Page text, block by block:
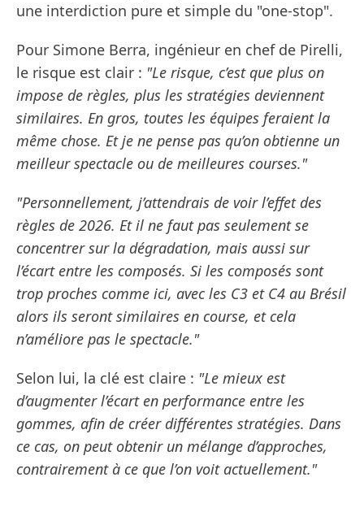
une interdiction pure et simple du "one-stop".
Pour Simone Berra, ingénieur en chef de Pirelli,
le risque est clair : "Le risque, c’est que plus on
impose de règles, plus les stratégies deviennent
similaires. En gros, toutes les équipes feraient la
même chose. Et je ne pense pas qu’on obtienne un
meilleur spectacle ou de meilleures courses."
"Personnellement, j’attendrais de voir l’effet des
règles de 2026. Et il ne faut pas seulement se
concentrer sur la dégradation, mais aussi sur
l’écart entre les composés. Si les composés sont
trop proches comme ici, avec les C3 et C4 au Brésil
alors ils seront similaires en course, et cela
n’améliore pas le spectacle."
Selon lui, la clé est claire : "Le mieux est
d’augmenter l’écart en performance entre les
gommes, afin de créer différentes stratégies. Dans
ce cas, on peut obtenir un mélange d’approches,
contrairement à ce que l’on voit actuellement."